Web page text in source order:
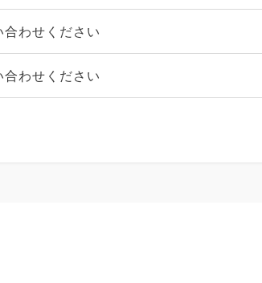
わせください
わせください